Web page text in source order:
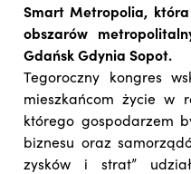
Smart Metropolia,
obszarów
Gdańsk Gdynia Sopot.
Tegoroczny kongres
mieszkańcom życie w
którego gospodarzem
biznesu oraz
zysków i strat”